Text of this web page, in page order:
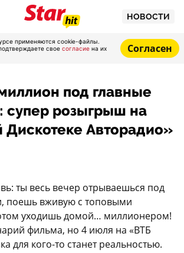
НОВОСТИ
применяются cookie-файлы.
свое согласие на их
Согласен
под главные
супер розыгрыш на
Авторадио»
ты весь вечер отрываешься под
поешь вживую с топовыми
уходишь домой… миллионером!
фильма, но 4 июля на «ВТБ
для кого-то станет реальностью.